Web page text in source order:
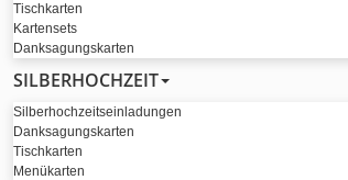
Tischkarten
Kartensets
Danksagungskarten
SILBERHOCHZEIT
Silberhochzeitseinladungen
Danksagungskarten
Tischkarten
Menükarten